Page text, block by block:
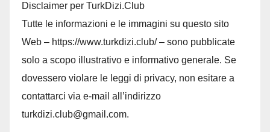
Disclaimer per TurkDizi.Club
Tutte le informazioni e le immagini su questo sito
Web – https://www.turkdizi.club/ – sono pubblicate
solo a scopo illustrativo e informativo generale. Se
dovessero violare le leggi di privacy, non esitare a
contattarci via e-mail all’indirizzo
turkdizi.club@gmail.com.